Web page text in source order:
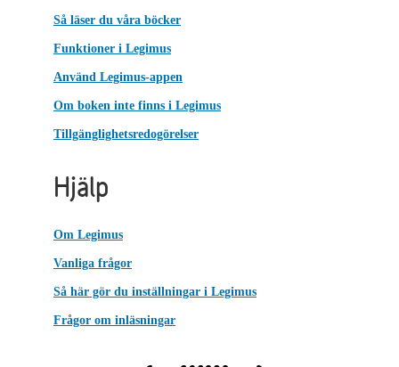
Så läser du våra böcker
Funktioner i Legimus
Använd Legimus-appen
Om boken inte finns i Legimus
Tillgänglighetsredogörelser
Hjälp
Om Legimus
Vanliga frågor
Så här gör du inställningar i Legimus
Frågor om inläsningar